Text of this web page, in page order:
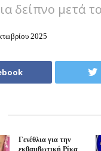
δείπνο μετά
2025
Γενέθλια για την
εκθαμβωτική Ρίκα